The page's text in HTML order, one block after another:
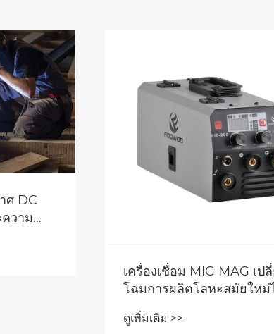
บคุม:
ฏิวัติการ
อะไรทำให้เครื่องตัดพลาส
อากาศ DC Inverter จำเป็
สำหรับงานโลหะสมัยใหม่
ดูเพิ่มเติม >>